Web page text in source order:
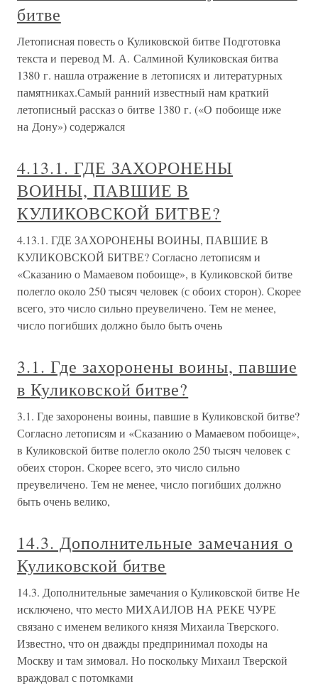
битве
Летописная повесть о Куликовской битве Подготовка
текста и перевод М. А. Салминой Куликовская битва
1380 г. нашла отражение в летописях и литературных
памятниках.Самый ранний известный нам краткий
летописный рассказ о битве 1380 г. («О побоище иже
на Дону») содержался
4.13.1. ГДЕ ЗАХОРОНЕНЫ
ВОИНЫ, ПАВШИЕ В
КУЛИКОВСКОЙ БИТВЕ?
4.13.1. ГДЕ ЗАХОРОНЕНЫ ВОИНЫ, ПАВШИЕ В
КУЛИКОВСКОЙ БИТВЕ? Согласно летописям и
«Сказанию о Мамаевом побоище», в Куликовской битве
полегло около 250 тысяч человек (с обоих сторон). Скорее
всего, это число сильно преувеличено. Тем не менее,
число погибших должно было быть очень
3.1. Где захоронены воины, павшие
в Куликовской битве?
3.1. Где захоронены воины, павшие в Куликовской битве?
Согласно летописям и «Сказанию о Мамаевом побоище»,
в Куликовской битве полегло около 250 тысяч человек с
обеих сторон. Скорее всего, это число сильно
преувеличено. Тем не менее, число погибших должно
быть очень велико,
14.3. Дополнительные замечания о
Куликовской битве
14.3. Дополнительные замечания о Куликовской битве Не
исключено, что место МИХАИЛОВ НА РЕКЕ ЧУРЕ
связано с именем великого князя Михаила Тверского.
Известно, что он дважды предпринимал походы на
Москву и там зимовал. Но поскольку Михаил Тверской
враждовал с потомками